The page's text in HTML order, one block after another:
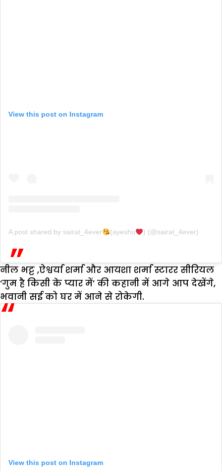
View this post on Instagram
A post shared by sairat_4ever (ayeshu ) (@sairat_4ever)
नील भट्ट ,ऐश्वर्या शर्मा और आयशा शर्मा स्टारर सीरियल
‘गुम है किसी के प्यार में’ की कहानी में आगे आप देखेंगे,
भवानी सई को घर में आने से रोकेगी.
View this post on Instagram